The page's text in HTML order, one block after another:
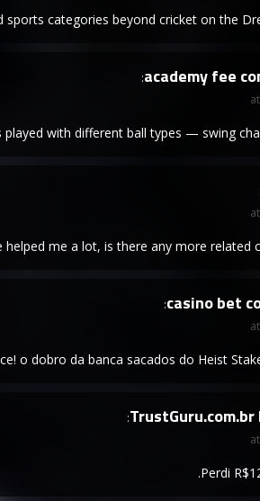
sports categories beyond cricket on the
academy fee
with different ball types — swing
helped me a lot, is there any more related
casino bet
o dobro da banca sacados do Heist
Perdi